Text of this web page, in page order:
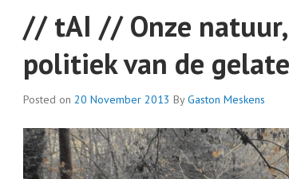
// tAI // Onze
politiek van de
Posted on 20 November 2013 ByGaston Meskens